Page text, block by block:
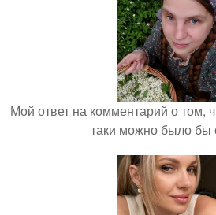
Мой ответ на комментарий о том,
таки можно было бы